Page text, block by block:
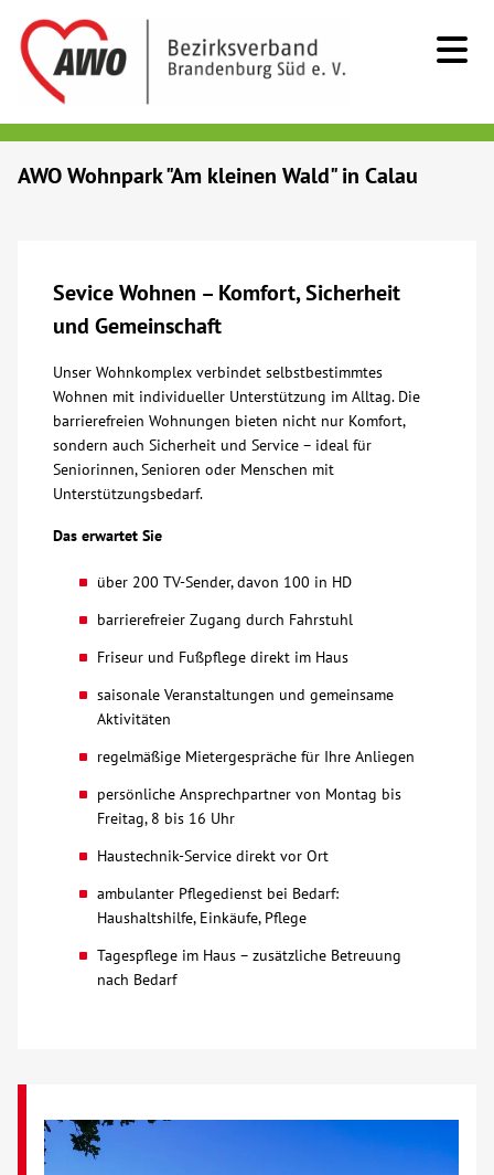
Menschen mit Behinderung
Begegnung
Bildung
Über uns
Spenden
Mitmachen
Karriere
Ausbildung
Glossar
Suche
AWO Wohnpark "Am kleinen Wald" in Calau
Sevice Wohnen – Komfort, Sicherheit
und Gemeinschaft
Unser Wohnkomplex verbindet selbstbestimmtes
Wohnen mit individueller Unterstützung im Alltag. Die
barrierefreien Wohnungen bieten nicht nur Komfort,
sondern auch Sicherheit und Service – ideal für
Seniorinnen, Senioren oder Menschen mit
Unterstützungsbedarf.
Das erwartet Sie
über 200 TV-Sender, davon 100 in HD
barrierefreier Zugang durch Fahrstuhl
Friseur und Fußpflege direkt im Haus
saisonale Veranstaltungen und gemeinsame
Aktivitäten
regelmäßige Mietergespräche für Ihre Anliegen
persönliche Ansprechpartner von Montag bis
Freitag, 8 bis 16 Uhr
Haustechnik-Service direkt vor Ort
ambulanter Pflegedienst bei Bedarf:
Haushaltshilfe, Einkäufe, Pflege
Tagespflege im Haus – zusätzliche Betreuung
nach Bedarf